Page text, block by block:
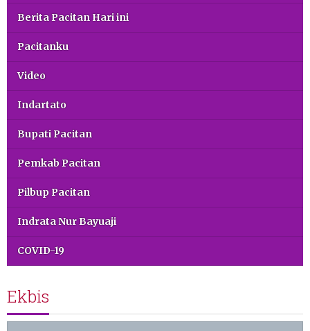
Berita Pacitan Hari ini
Pacitanku
Video
Indartato
Bupati Pacitan
Pemkab Pacitan
Pilbup Pacitan
Indrata Nur Bayuaji
COVID-19
Ekbis